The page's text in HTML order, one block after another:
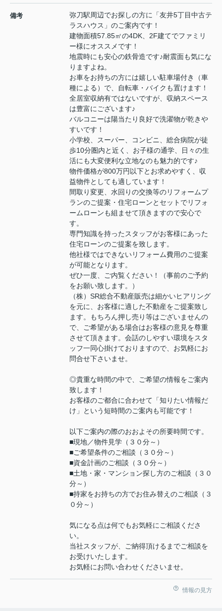
備考
弥刀駅周辺でお探しの方に「友井5丁目中古テ
ラスハウス」のご案内です！
建物面積57.85㎡の4DK、2F建てでファミリ
ー様にオススメです！
地震時にも安心の鉄骨造です♪耐震面も気にな
りますよね。
お車をお持ちの方には嬉しい駐車場付き（車
種による）で、自転車・バイクも置けます！
全居室収納有ではないですが、収納スペース
は豊富にございます♪
バルコニーは陽当たり良好で洗濯物が乾きや
すいです！
小学校、スーパー、コンビニ、総合病院が徒
歩10分圏内と近く、お子様の通学、日々の生
活にも大変便利な立地なのも魅力的です♪
物件価格が800万円以下とお求めやすく、収
益物件としても適しています！
間取り変更、水回りの交換等のリフォームプ
ランのご提案・住宅ローンとセットでリフォ
ームローンも組ませて頂きますので安心で
す。
専門知識を持ったスタッフがお客様にあった
住宅ローンのご提案を致します。
他社様ではできないリフォーム費用のご提案
が可能となります。
ぜひ一度、ご内覧ください！（事前のご予約
をお願い致します。）
（株）SR総合不動産販売は細かいヒアリング
を元に、お客様に適した不動産をご提案致し
ます。もちろん押し売り等はございませんの
で、ご希望がある場合はお客様の意見を尊重
させて頂きます。会話のしやすい環境をスタ
ッフ一同心掛けておりますので、お気軽にお
問合せ下さいませ。
◎貴重な時間の中で、ご希望の情報をご案内
致します！
お客様のご都合に合わせて「知りたい情報だ
け」という短時間のご案内も可能です！
以下ご案内の際のおおよその所要時間です。
■現地／物件見学（３０分～）
■ご希望条件のご相談（３０分～）
■資金計画のご相談（３０分～）
■土地・家・マンション探し方のご相談（３０
分～）
■持家をお持ちの方でお住み替えのご相談（３
０分～）
気になる点は何でもお気軽にご相談くださ
い。
当社スタッフが、ご納得頂けるまでご相談を
お受けいたします。
お気軽にお問い合わせくださいませ。
情報の見方